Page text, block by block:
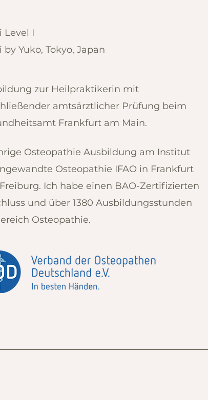
Level I
by Yuko, Tokyo, Japan
zur Heilpraktikerin mit
amtsärztlicher Prüfung beim
Frankfurt am Main.
Osteopathie Ausbildung am Institut
Osteopathie IFAO in Frankfurt
Ich habe einen BAO-Zertifizierten
und über 1380 Ausbildungsstunden
Osteopathie.